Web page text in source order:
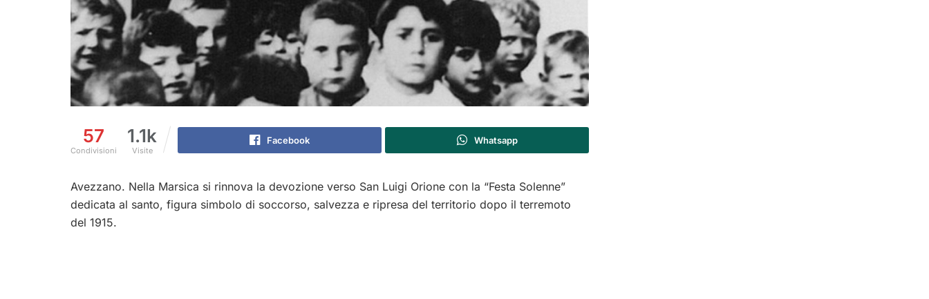
57
Condivisioni
1.1k
Visite
Facebook Whatsapp
Avezzano. Nella Marsica si rinnova la devozione verso San Luigi Orione con la “Festa Solenne”
dedicata al santo, figura simbolo di soccorso, salvezza e ripresa del territorio dopo il terremoto
del 1915.